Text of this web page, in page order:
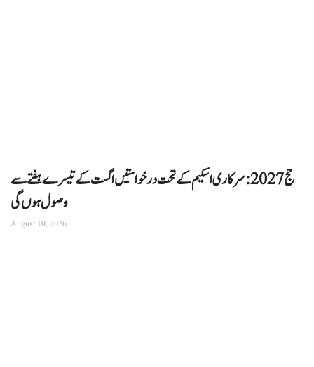
حج 2027: سرکاری اسکیم کے تحت درخواستیں اگست کے تیسرے ہفتے سے
وصول ہوں گی
August 10, 2026